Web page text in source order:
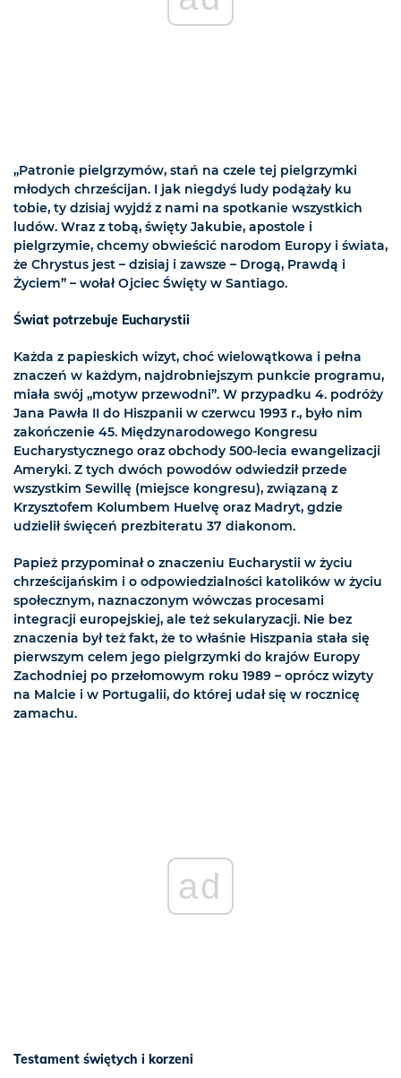
„Patronie pielgrzymów, stań na czele tej pielgrzymki
młodych chrześcijan. I jak niegdyś ludy podążały ku
tobie, ty dzisiaj wyjdź z nami na spotkanie wszystkich
ludów. Wraz z tobą, święty Jakubie, apostole i
pielgrzymie, chcemy obwieścić narodom Europy i świata,
że Chrystus jest – dzisiaj i zawsze – Drogą, Prawdą i
Życiem” – wołał Ojciec Święty w Santiago.
Świat potrzebuje Eucharystii
Każda z papieskich wizyt, choć wielowątkowa i pełna
znaczeń w każdym, najdrobniejszym punkcie programu,
miała swój „motyw przewodni”. W przypadku 4. podróży
Jana Pawła II do Hiszpanii w czerwcu 1993 r., było nim
zakończenie 45. Międzynarodowego Kongresu
Eucharystycznego oraz obchody 500-lecia ewangelizacji
Ameryki. Z tych dwóch powodów odwiedził przede
wszystkim Sewillę (miejsce kongresu), związaną z
Krzysztofem Kolumbem Huelvę oraz Madryt, gdzie
udzielił święceń prezbiteratu 37 diakonom.
Papież przypominał o znaczeniu Eucharystii w życiu
chrześcijańskim i o odpowiedzialności katolików w życiu
społecznym, naznaczonym wówczas procesami
integracji europejskiej, ale też sekularyzacji. Nie bez
znaczenia był też fakt, że to właśnie Hiszpania stała się
pierwszym celem jego pielgrzymki do krajów Europy
Zachodniej po przełomowym roku 1989 – oprócz wizyty
na Malcie i w Portugalii, do której udał się w rocznicę
zamachu.
ad
Testament świętych i korzeni